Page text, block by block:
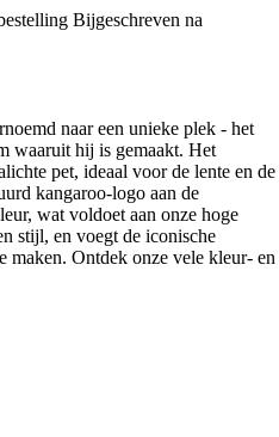
Bijgeschreven na
naar een unieke plek - het
waaruit hij is gemaakt. Het
pet, ideaal voor de lente en de
kangaroo-logo aan de
wat voldoet aan onze hoge
stijl, en voegt de iconische
maken. Ontdek onze vele kleur- en